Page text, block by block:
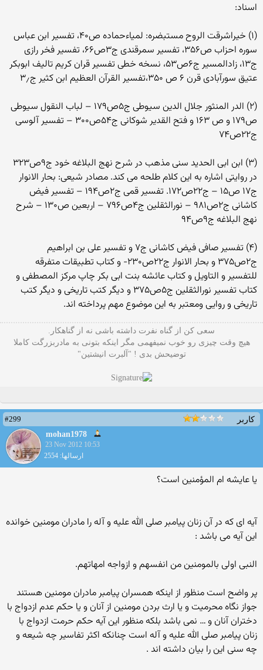
اسناد:
(۱) خیراشرقت الروح مستبضره: لمیاءحماده ص۴۰، تفسیر ابن عباس
سوره احزاب ص۳۵۶، تفسیر سمرقندی ج۳ص۶۶، تفسیر فخر رازی
ج۱۳، زادالمسیر ج۶ص۵۳، نسخه خطی تفسیر قران کریم تالیف ابوبکر
عتیق سورآبادی قرن ۶ ص ۳۵۰،تفسیر القرآن العظیم ابن کثیر ج۳٫
(۲) الدر المنثور جلال الدین سیوطی ج۵ص۱۷۹ – لباب النقول سیوطی
ص۱۷۹ و ص ۱۶۳ و فتح القدیر شوکانی ج۵۴ص۳۰۰ – تفسیر آلوسی
ج۲۲ص۷۴
(۳) ابن ابی الحدید سنی مذهب در شرح نهج البلاغه خود ج۹ص۳۲۳
در روایتی اشاره به این کلام طلحه می کند. مصادر شیعی: بحار الانوار
ج۱۷ ص۱۵ – ج۲۲ص۱۷۲. تفسیر قمی ج۲ص۱۹۴ – تفسیر فیض
کاشانی ج۲ص۹۸۱ – نورالثقلین ج۴ص۷۹۶ – اربعین ص۱۳۰ – شرح
نهج البلاغه ج۹ص۹۴
(۴) تفسیر صافی فیض کاشانی ج۷ و تفسیر علی بن ابراهیم
ج۲ص۳۷۵ و بحار الانوار ج۲۲ص۲۳۰- و کتاب تطبیقات متفرقه
للتفسیر و التاویل و کتاب عائشه بنت ابی بکر چاپ مرکز المصطفی و
کتاب تفسیر نورالثقلین ج۵ص۳۷۵ و دیگر کتب تاریخی و دیگر کتب
تاریخی و روایی ومعتبر به این موضوع مهم پرداخته اند.
سعی کن از گناه نفرت داشته باشی نه از گناهکار.
هیچ وقت چیزی رو خوب نمیفهمی مگر اینکه بتونی به مادربزرگت کاملا
توضیحش بدی ! "آلبرت انیشتین"
کاربر
#299
mohan1978
23 Nov 2012 10:53
ارسالها: 2554
یا عایشه ام المؤمنین است؟
آیه ای که در آن زنان پیامبر صلی الله علیه و آله را مادران مومنین خوانده
این آیه می باشد :
النبی اولی بالمومنین من انفسهم و ازواجه امهاتهم.
پر واضح است منظور از اینکه همسران پیامبر مادران مومنین هستند
جواز نگاه محرمیت و یا ارث بردن مومنین از آنان و یا حکم عدم ازدواج با
دختران آنان و … نمی باشد بلکه منظور این آیه حکم حرمت ازدواج با
زنان پیامبر صلی الله علیه و آله است چنانکه اکثر تفاسیر چه شیعه و
چه سنی این را بیان داشته اند .